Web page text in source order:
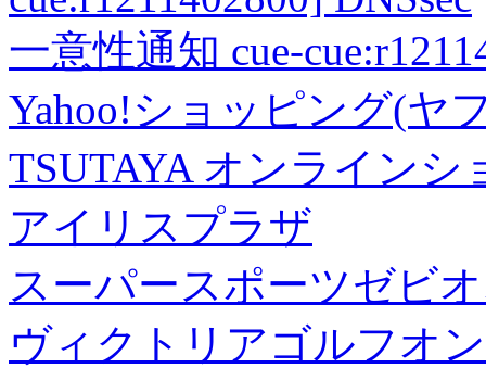
一意性通知 cue-
Yahoo!ショッピング(ヤ
TSUTAYA オンラインシ
アイリスプラザ
スーパースポーツゼビ
ヴィクトリアゴルフオ